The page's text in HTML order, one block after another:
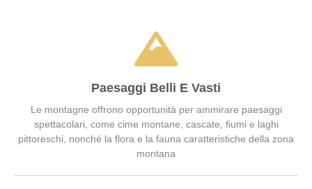
Paesaggi Belli E Vasti
Le montagne offrono opportunità per ammirare paesaggi
spettacolari, come cime montane, cascate, fiumi e laghi
pittoreschi, nonché la flora e la fauna caratteristiche della zona
montana